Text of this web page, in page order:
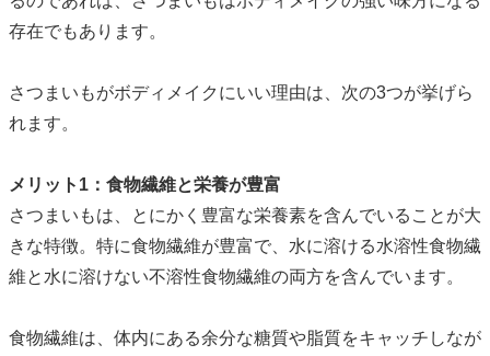
存在でもあります。
さつまいもがボディメイクにいい理由は、次の3つが挙げら
れます。
メリット1：食物繊維と栄養が豊富
さつまいもは、とにかく豊富な栄養素を含んでいることが大
きな特徴。特に食物繊維が豊富で、水に溶ける水溶性食物繊
維と水に溶けない不溶性食物繊維の両方を含んでいます。
食物繊維は、体内にある余分な糖質や脂質をキャッチしなが